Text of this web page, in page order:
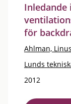
Inledande
för
Ahlman, Linus
Lunds
2012